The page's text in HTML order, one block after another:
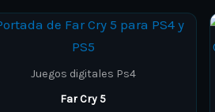
page
Juegos digitales Ps4
Far Cry 5
Price
ARS 9.000,00
This
product
has